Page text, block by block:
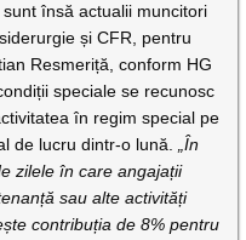
însă actualii muncitori
și CFR, pentru
Resmeriță, conform HG
speciale se recunosc
în regim special pe
de lucru dintr-o lună.
„În
zilele în care angajații
sau alte activități
contribuția de 8% pentru